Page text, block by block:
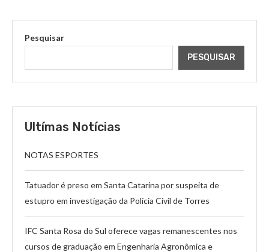
Pesquisar
PESQUISAR
Ultímas Notícias
NOTAS ESPORTES
Tatuador é preso em Santa Catarina por suspeita de
estupro em investigação da Polícia Civil de Torres
IFC Santa Rosa do Sul oferece vagas remanescentes nos
cursos de graduação em Engenharia Agronômica e